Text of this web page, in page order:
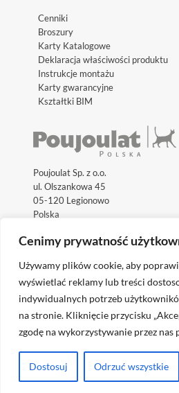
Cenimy prywatność
Używamy plików cookie, aby
wyświetlać reklamy lub treści
indywidualnych potrzeb
na stronie. Kliknięcie przycisku
zgodę na wykorzystywanie przez nas
Dostosuj Odrzuć wszystkie
Cenniki
Broszury
Karty Katalogowe
Deklaracja właściwości produktu
Instrukcje montażu
Karty gwarancyjne
Kształtki BIM
Poujoulat Sp. z o.o.
ul. Olszankowa 45
05-120 Legionowo
Polska
Odwiedź międzynarodowe
realizacja:Skantree Agencja